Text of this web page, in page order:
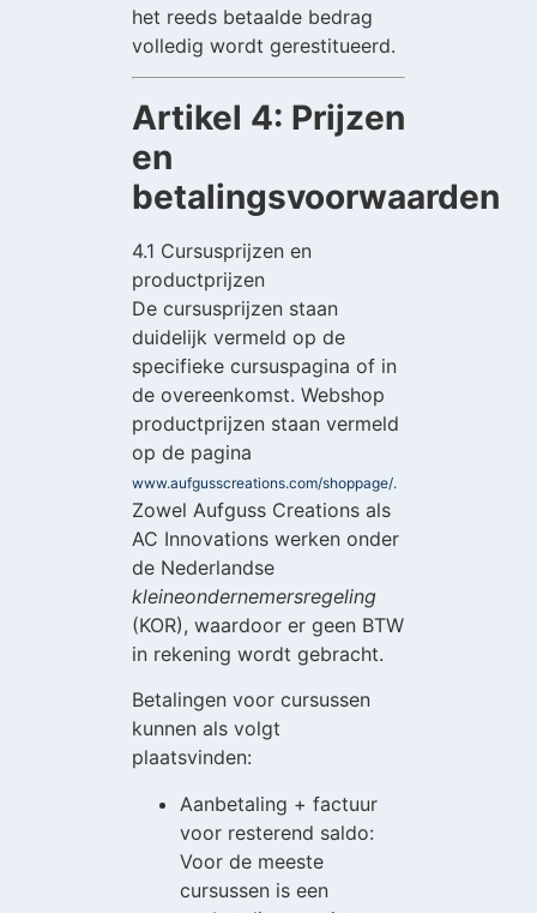
het reeds betaalde bedrag
volledig wordt gerestitueerd.
Artikel 4: Prijzen
en
betalingsvoorwaarden
4.1 Cursusprijzen en
productprijzen
De cursusprijzen staan
duidelijk vermeld op de
specifieke cursuspagina of in
de overeenkomst. Webshop
productprijzen staan vermeld
op de pagina
www.aufgusscreations.com/shoppage/.
Zowel Aufguss Creations als
AC Innovations werken onder
de Nederlandse
kleineondernemersregeling
(KOR), waardoor er geen BTW
in rekening wordt gebracht.
Betalingen voor cursussen
kunnen als volgt
plaatsvinden:
Aanbetaling + factuur
voor resterend saldo:
Voor de meeste
cursussen is een